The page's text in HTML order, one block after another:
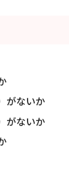
がないか
がないか